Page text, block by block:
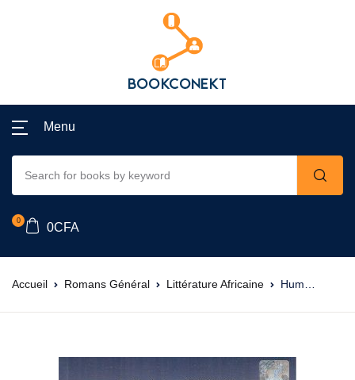
Menu
0
0CFA
Accueil Romans Général Littérature Africaine Hum…